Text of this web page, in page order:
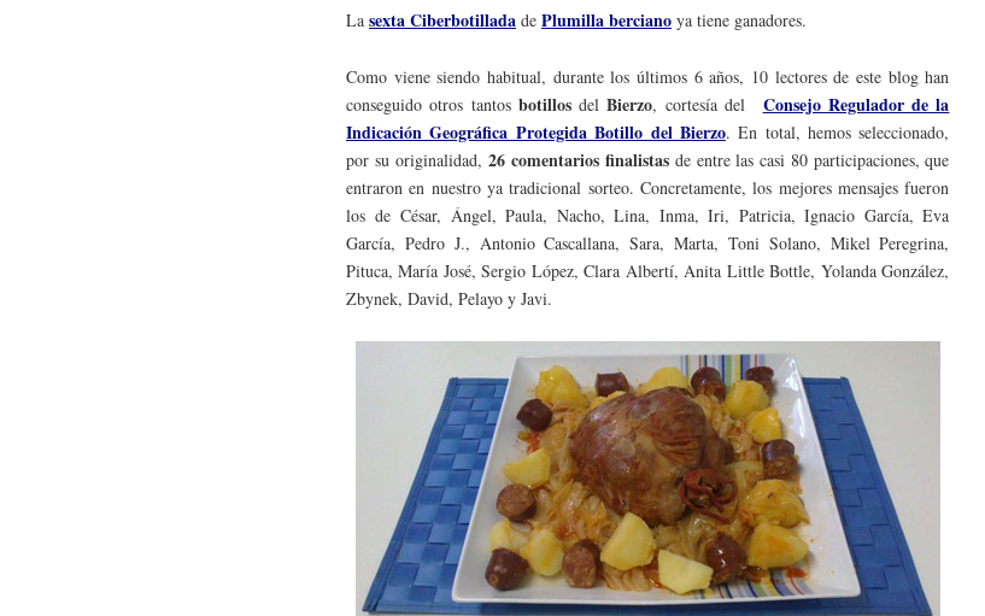
La sexta Ciberbotillada de Plumilla berciano ya tiene ganadores.
Como viene siendo habitual, durante los últimos 6 años, 10 lectores de este blog han
conseguido otros tantos botillosdelBierzo, cortesía del Consejo Regulador de la
Indicación Geográfica Protegida Botillo del Bierzo. En total, hemos seleccionado,
por su originalidad,26 comentarios finalistasde entre las casi 80 participaciones, que
entraron en nuestro ya tradicional sorteo. Concretamente, los mejores mensajes fueron
los de César, Ángel, Paula, Nacho, Lina, Inma, Iri, Patricia, Ignacio García, Eva
García, Pedro J., Antonio Cascallana, Sara, Marta, Toni Solano, Mikel Peregrina,
Pituca, María José, Sergio López, Clara Albertí, Anita Little Bottle, Yolanda González,
Zbynek, David, Pelayo y Javi.